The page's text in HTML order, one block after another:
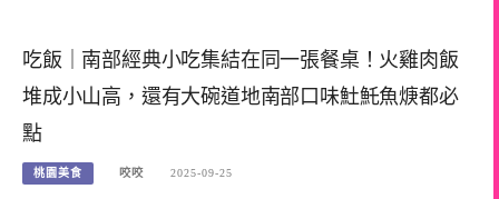
吃飯｜南部經典小吃集結在同一張餐桌！火雞肉飯
堆成小山高，還有大碗道地南部口味𩵚魠魚焿都必
點
桃園美食 咬咬 2025-09-25